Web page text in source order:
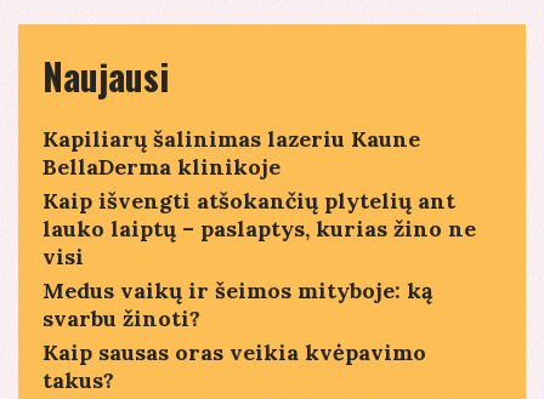
Naujausi
Kapiliarų šalinimas lazeriu Kaune
BellaDerma klinikoje
Kaip išvengti atšokančių plytelių ant
lauko laiptų – paslaptys, kurias žino ne
visi
Medus vaikų ir šeimos mityboje: ką
svarbu žinoti?
Kaip sausas oras veikia kvėpavimo
takus?